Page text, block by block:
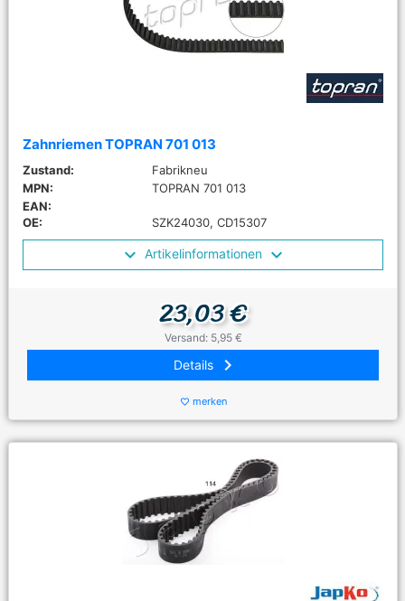
Zahnriemen TOPRAN 701 013
Zustand:
Fabrikneu
MPN:
TOPRAN 701 013
EAN:
OE:
SZK24030, CD15307
Artikelinformationen
23,03 €
Versand: 5,95 €
Details keyboard_arrow_right
favorite_border merken